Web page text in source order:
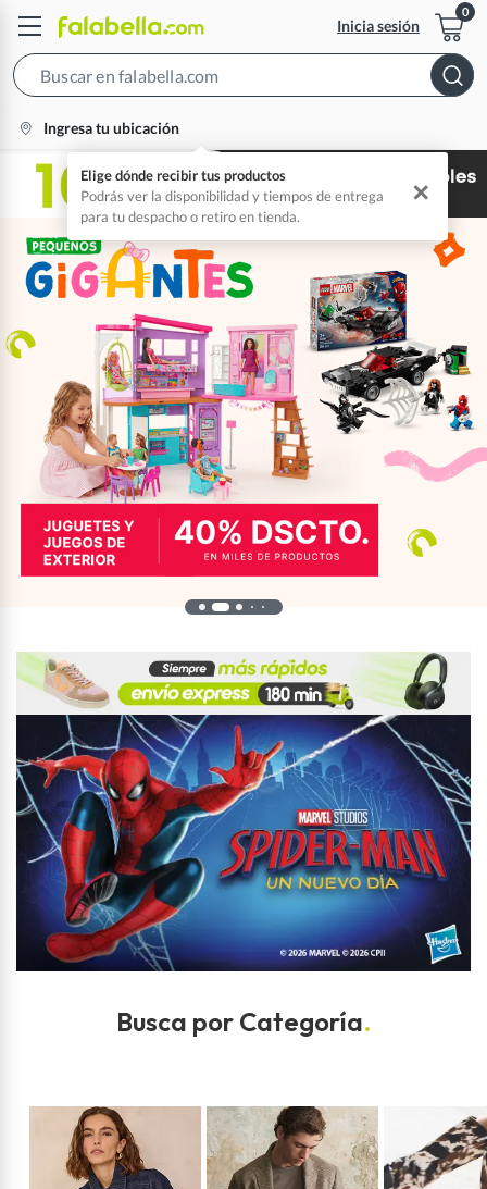
Inicia sesión
location-
Ingresa tu ubicación
Elige dónde recibir tus productos
Podrás ver la disponibilidad y tiempos de entrega
para tu despacho o retiro en tienda.
✕
Busca por Categoría.